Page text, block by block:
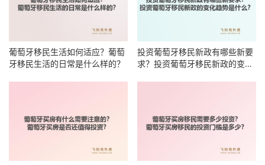
葡萄牙移民生活如何适应？葡萄
牙移民生活的日常是什么样的？
投资葡萄牙移民新政有哪些新要
求？投资葡萄牙移民新政的变化